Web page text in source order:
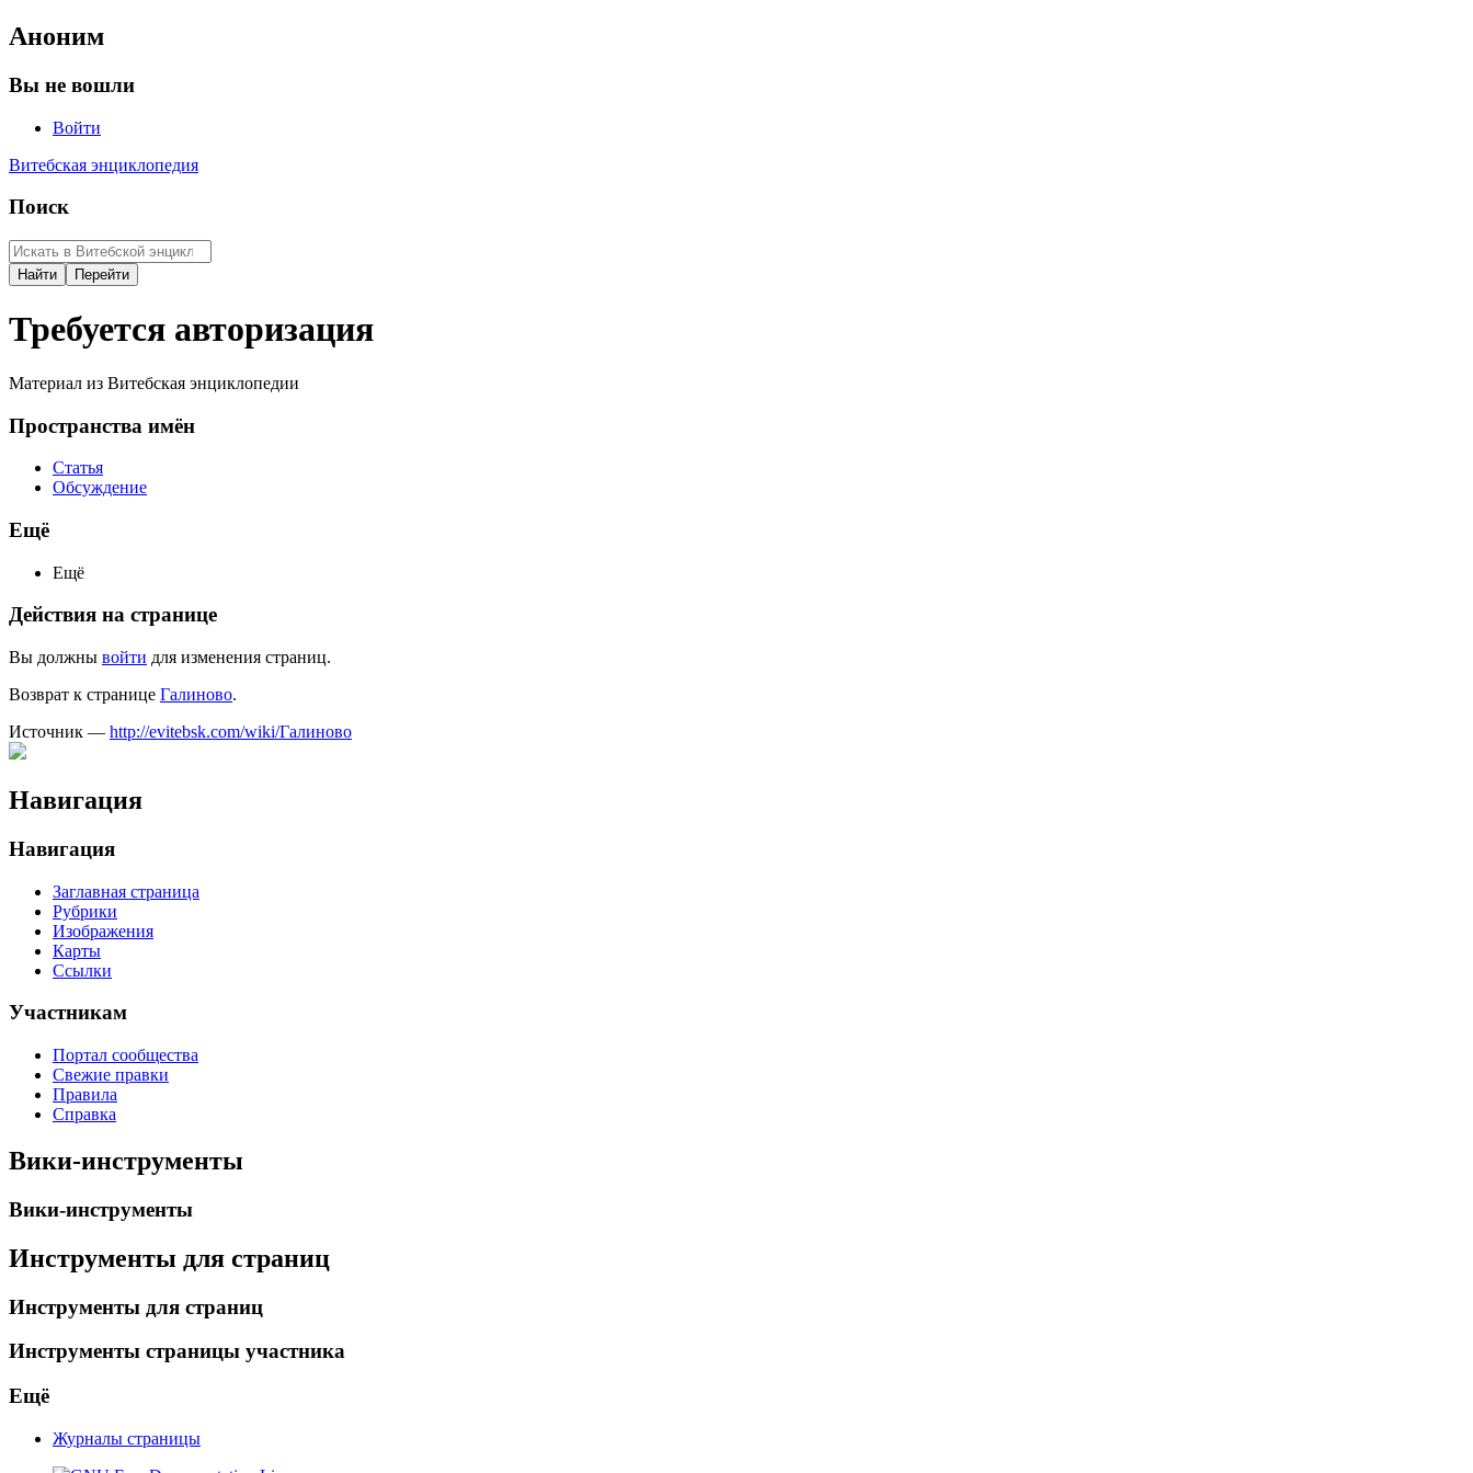
Аноним
Вы не вошли
Войти
Витебская энциклопедия
Поиск
Требуется авторизация
Материал из Витебская энциклопедии
Пространства имён
Статья
Обсуждение
Ещё
Ещё
Действия на странице
Вы должны войти для изменения страниц.
Возврат к странице Галиново.
Источник — http://evitebsk.com/wiki/Галиново
Навигация
Навигация
Заглавная страница
Рубрики
Изображения
Карты
Ссылки
Участникам
Портал сообщества
Свежие правки
Правила
Справка
Вики-инструменты
Вики-инструменты
Инструменты для страниц
Инструменты для страниц
Инструменты страницы участника
Ещё
Журналы страницы